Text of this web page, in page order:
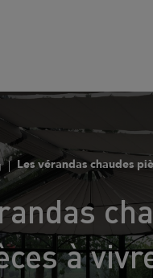
Les vérandas chaudes
à